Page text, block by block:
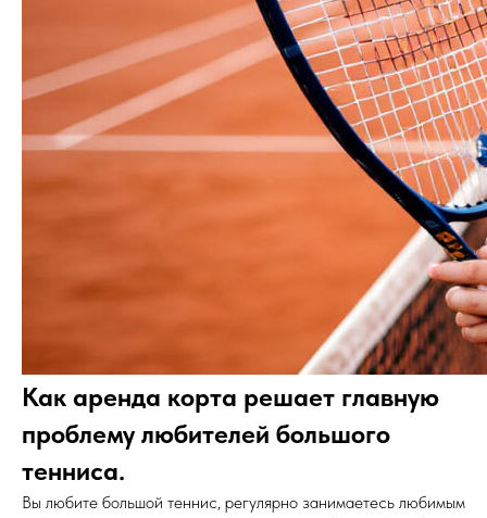
Как аренда корта решает главную
проблему любителей большого
тенниса.
Вы любите большой теннис, регулярно занимаетесь любимым